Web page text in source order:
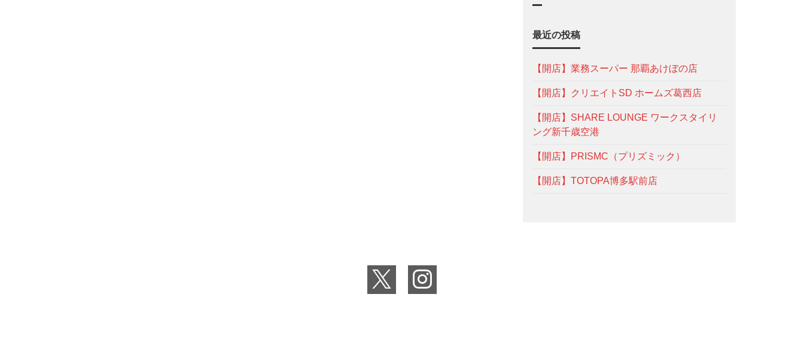
最近の投稿
【開店】業務スーパー 那覇あけぼの店
【開店】クリエイトSD ホームズ葛西店
【開店】SHARE LOUNGE ワークスタイリ
ング新千歳空港
【開店】PRISMC（プリズミック）
【開店】TOTOPA博多駅前店